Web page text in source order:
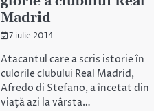
Madrid
7 iulie 2014
Atacantul care a scris istorie în
culorile clubului Real Madrid,
Afredo di Stefano, a încetat din
viaţă azi la vârsta…